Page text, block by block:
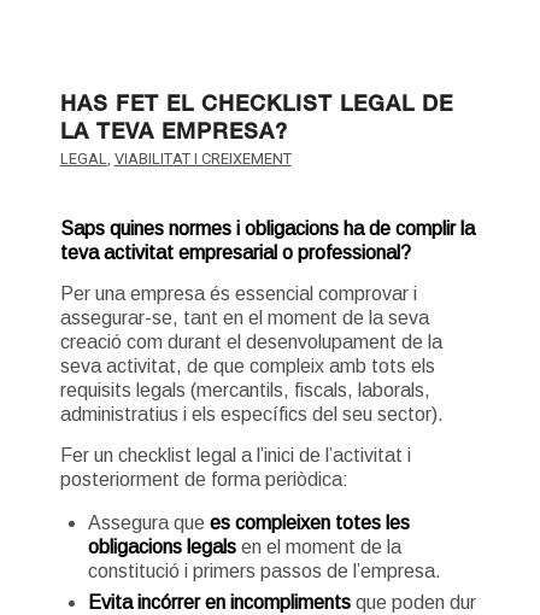
HAS FET EL CHECKLIST LEGAL DE
LA TEVA EMPRESA?
LEGAL VIABILITAT I CREIXEMENT
Saps quines normes i obligacions ha de complir la
teva activitat empresarial o professional?
Per una empresa és essencial comprovar i
assegurar-se, tant en el moment de la seva
creació com durant el desenvolupament de la
seva activitat, de que compleix amb tots els
requisits legals (mercantils, fiscals, laborals,
administratius i els específics del seu sector).
Fer un checklist legal a l’inici de l’activitat i
posteriorment de forma periòdica:
Assegura que es compleixen totes les
obligacions legalsen el moment de la
constitució i primers passos de l’empresa.
Evita incórrer en incomplimentsque poden dur